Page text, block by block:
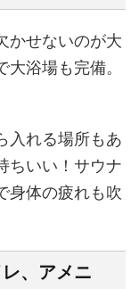
かせないのが大
浴場も完備。
入れる場所もあ
ちいい！サウナ
身体の疲れも吹
、アメニ